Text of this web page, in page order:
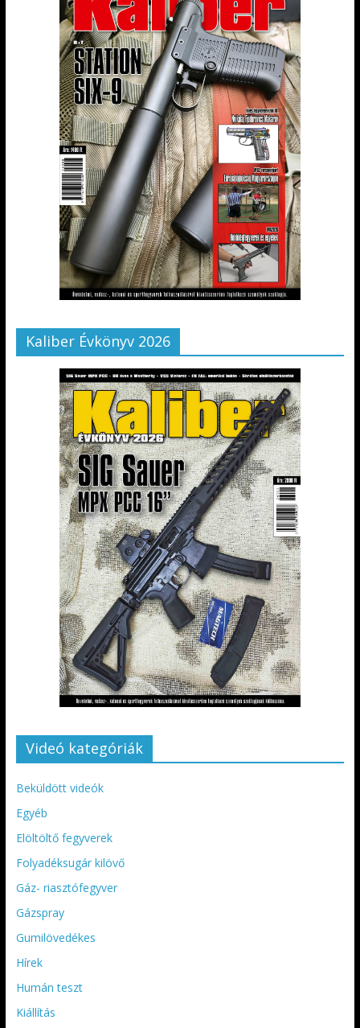
Kaliber Évkönyv 2026
Videó kategóriák
Beküldött videók
Egyéb
Elöltöltő fegyverek
Folyadéksugár kilövő
Gáz- riasztófegyver
Gázspray
Gumilövedékes
Hírek
Humán teszt
Kiállítás